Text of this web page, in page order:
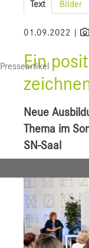
Presseartikel
HAL
TAM
Bauprojekte
UI f.
Text Bilder
01.09.2022 |
Ein
Neue
Thema im
SN-Saal